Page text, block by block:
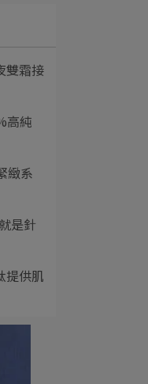
雙霜接
高純
緻系
是針
提供肌